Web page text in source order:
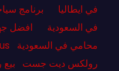
في ايطاليا
برنامج
في السعودية
افضل
محامي في السعودية
رولكس ديت جست